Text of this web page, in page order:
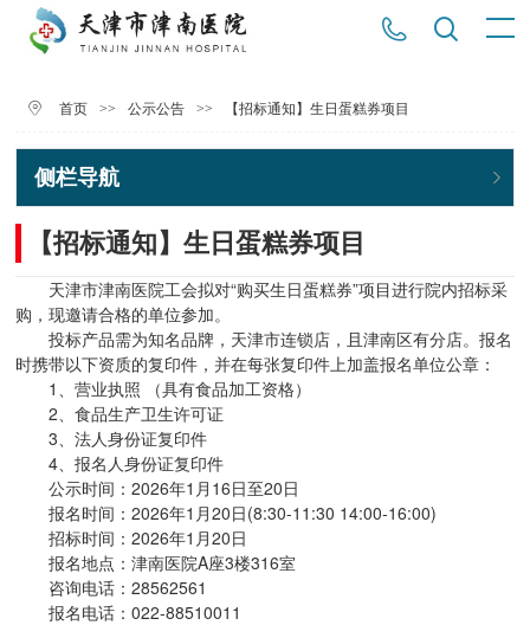
首页 >> 公示公告 >> 【招标通知】生日蛋糕券项目
侧栏导航
【招标通知】生日蛋糕券项目
天津市津南医院工会拟对“购买生日蛋糕券”项目进行院内招标采
购，现邀请合格的单位参加。
投标产品需为知名品牌，天津市连锁店，且津南区有分店。报名
时携带以下资质的复印件，并在每张复印件上加盖报名单位公章：
1、营业执照 （具有食品加工资格）
2、食品生产卫生许可证
3、法人身份证复印件
4、报名人身份证复印件
公示时间：2026年1月16日至20日
报名时间：2026年1月20日(8:30-11:30 14:00-16:00)
招标时间：2026年1月20日
报名地点：津南医院A座3楼316室
咨询电话：28562561
报名电话：022-88510011